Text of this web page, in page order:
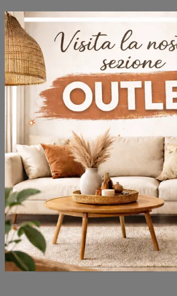
Kataloglara göz
Göndermek